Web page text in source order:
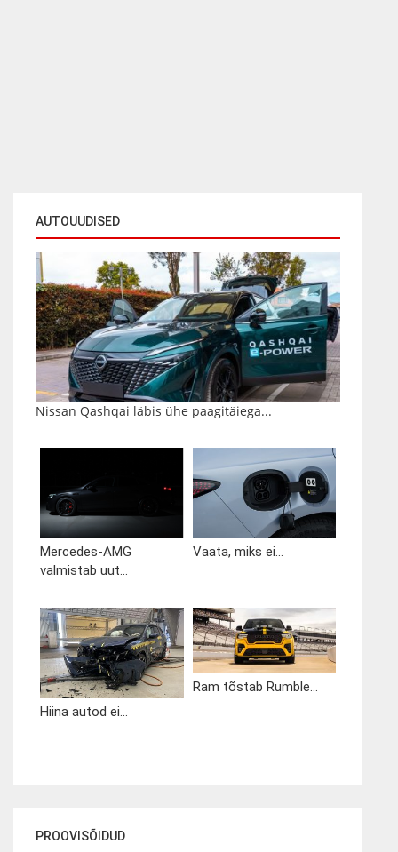
AUTOUUDISED
Nissan Qashqai läbis ühe paagitäiega...
Mercedes-AMG
valmistab uut...
Vaata, miks ei...
Hiina autod ei...
Ram tõstab Rumble...
PROOVISÕIDUD